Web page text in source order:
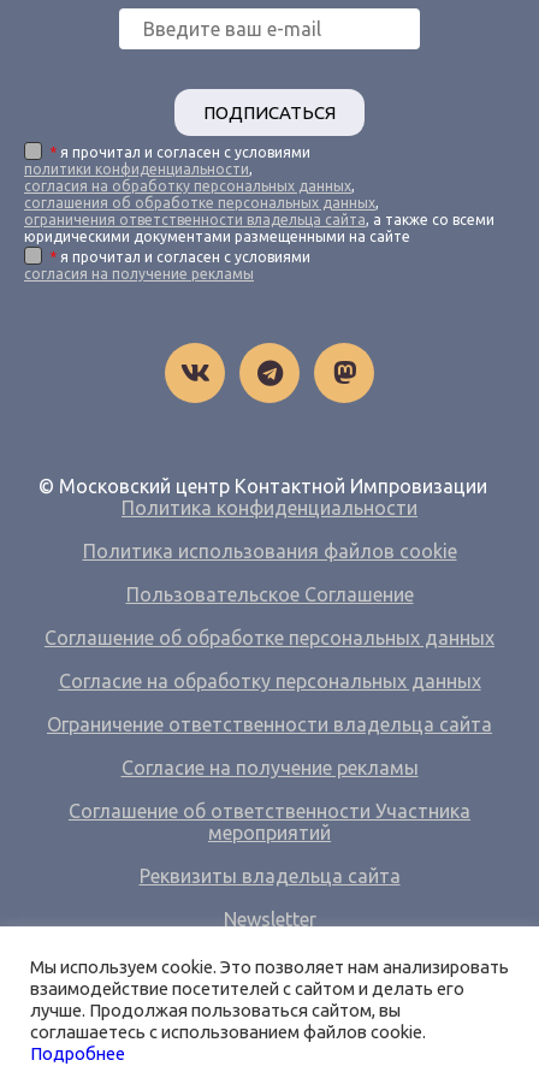
ПОДПИСАТЬСЯ
* я прочитал и согласен с условиями
политики конфиденциальности,
согласия на обработку персональных данных,
соглашения об обработке персональных данных,
ограничения ответственности владельца сайта, а также со всеми
юридическими документами размещенными на сайте
* я прочитал и согласен с условиями
согласия на получение рекламы
© Московский центр Контактной Импровизации
Политика конфиденциальности
Политика использования файлов cookie
Пользовательское Соглашение
Соглашение об обработке персональных данных
Согласие на обработку персональных данных
Ограничение ответственности владельца сайта
Согласие на получение рекламы
Соглашение об ответственности Участника
мероприятий
Реквизиты владельца сайта
Newsletter
Ссылки
О нас
Мы используем cookie. Это позволяет нам анализировать
взаимодействие посетителей с сайтом и делать его
лучше. Продолжая пользоваться сайтом, вы
соглашаетесь с использованием файлов cookie.
Подробнее